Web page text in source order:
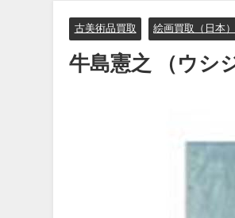
古美術品買取 絵画買取（日本）
牛島憲之 （ウシ